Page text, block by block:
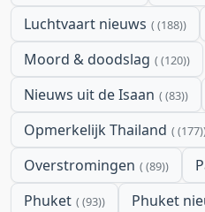
Luchtvaart nieuws (188)
Moord & doodslag (120)
Nieuws uit de Isaan (83)
Opmerkelijk Thailand (177)
Overstromingen (89)
Phuket (93) Phuket